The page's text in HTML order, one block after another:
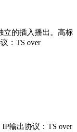
立的插入播出。高标
：TS over
输出协议：TS over